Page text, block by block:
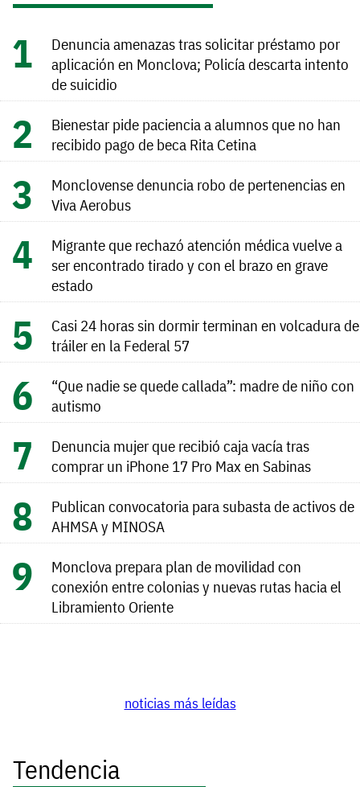
Denuncia amenazas tras solicitar préstamo por
aplicación en Monclova; Policía descarta intento
de suicidio
Bienestar pide paciencia a alumnos que no han
recibido pago de beca Rita Cetina
Monclovense denuncia robo de pertenencias en
Viva Aerobus
Migrante que rechazó atención médica vuelve a
ser encontrado tirado y con el brazo en grave
estado
Casi 24 horas sin dormir terminan en volcadura de
tráiler en la Federal 57
“Que nadie se quede callada”: madre de niño con
autismo
Denuncia mujer que recibió caja vacía tras
comprar un iPhone 17 Pro Max en Sabinas
Publican convocatoria para subasta de activos de
AHMSA y MINOSA
Monclova prepara plan de movilidad con
conexión entre colonias y nuevas rutas hacia el
Libramiento Oriente
noticias más leídas
Tendencia